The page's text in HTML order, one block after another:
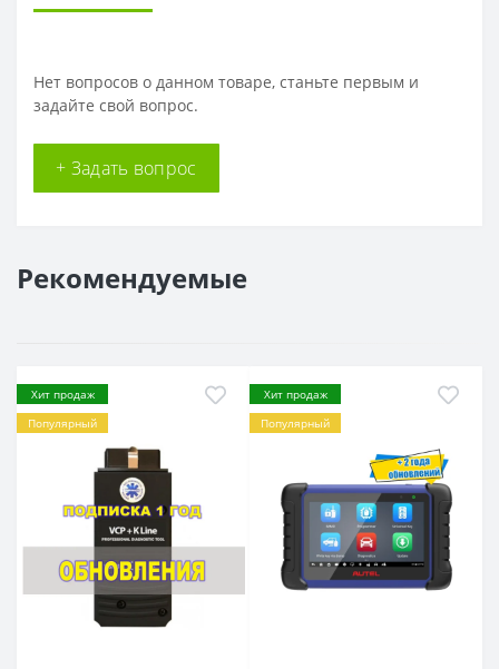
Нет вопросов о данном товаре, станьте первым и
задайте свой вопрос.
+ Задать вопрос
Рекомендуемые
Хит продаж
Популярный
Хит продаж
Популярный